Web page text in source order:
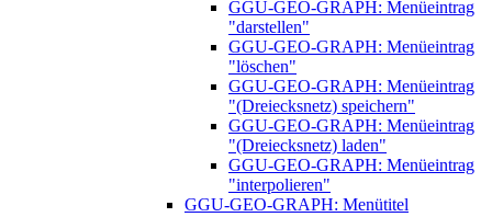
GGU-GEO-GRAPH: Menüeintrag
"darstellen"
GGU-GEO-GRAPH: Menüeintrag
"löschen"
GGU-GEO-GRAPH: Menüeintrag
"(Dreiecksnetz) speichern"
GGU-GEO-GRAPH: Menüeintrag
"(Dreiecksnetz) laden"
GGU-GEO-GRAPH: Menüeintrag
"interpolieren"
GGU-GEO-GRAPH: Menütitel